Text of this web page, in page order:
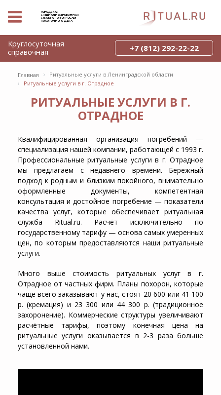
ГОРОДСКАЯ
СПЕЦИАЛИЗИРОВАННАЯ
СЛУЖБА ПО ВОПРОСАМ
ПОХОРОННОГО ДЕЛА
Главная › Ритуальные услуги в Ленинградской области
› Ритуальные услуги в г. Отрадное
РИТУАЛЬНЫЕ УСЛУГИ В Г.
ОТРАДНОЕ
Квалифицированная организация погребений —
специализация нашей компании, работающей с 1993 г.
Профессиональные ритуальные услуги в г. Отрадное
мы предлагаем с недавнего времени. Бережный
подход к родным и близким покойного, внимательно
оформленные документы, компетентная
консультация и достойное погребение — показатели
качества услуг, которые обеспечивает ритуальная
служба Ritual.ru. Расчёт исключительно по
государственному тарифу — основа самых умеренных
цен, по которым предоставляются наши ритуальные
услуги.
Много выше стоимость ритуальных услуг в г.
Отрадное от частных фирм. Планы похорон, которые
чаще всего заказывают у нас, стоят 20 600 или 41 100
р. (кремация) и 23 300 или 44 300 р. (традиционное
захоронение). Коммерческие структуры увеличивают
расчётные тарифы, поэтому конечная цена на
ритуальные услуги оказывается в 2-3 раза больше
установленной нами.
Круглосуточная
справочная
+7 (812) 292-22-22